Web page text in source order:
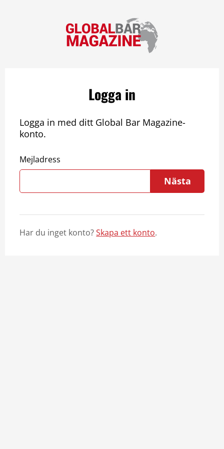
Logga in
Logga in med ditt Global Bar Magazine-
konto.
Mejladress
Nästa
Har du inget konto?Skapa ett konto.